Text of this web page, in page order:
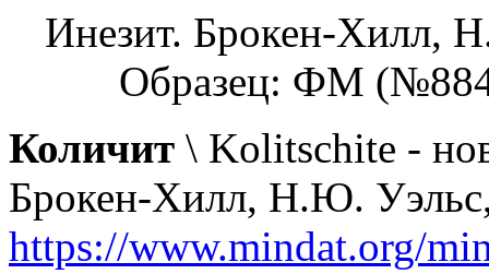
Инезит. Брокен-Хилл,
Образец: ФМ
Количит \ Kolitschite -
Брокен-Хилл, Н.Ю.
https://www.mindat.org/